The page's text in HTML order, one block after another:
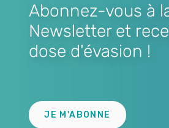
Abonnez-vous à
Newsletter et
dose d'évasion !
JE M'ABONNE